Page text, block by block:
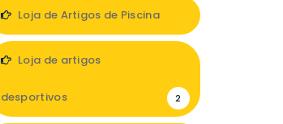
Loja de Artigos de Piscina
Loja de artigos
desportivos 2